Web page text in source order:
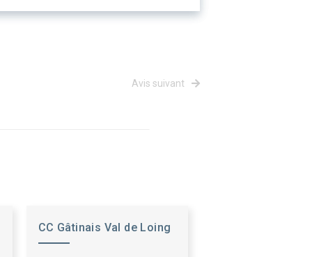
Avis suivant
CC Gâtinais Val de Loing